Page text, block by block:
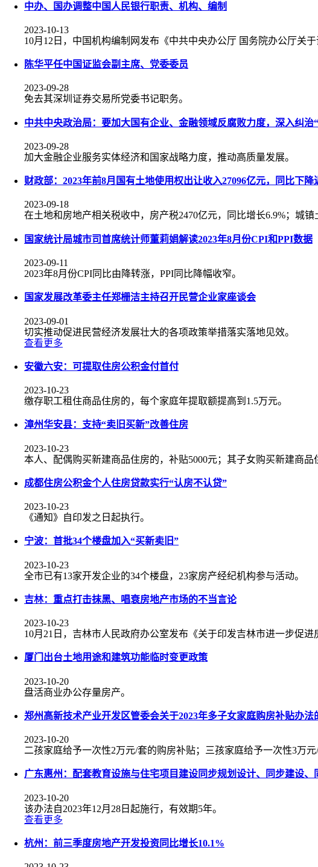
中办、国办调整中国人民银行职责、机构、编制
2023-10-13
10月12日，中国机构编制网发布《中共中央办公厅 国务院办公厅关
陈华平任中国证监会副主席、党委委员
2023-09-28
免去其深圳证券交易所党委书记职务。
中共中央政治局：要加大国有企业、金融领域反腐败力度，深入纠治
2023-09-28
加大金融企业服务实体经济和国家战略力度，推动高质量发展。
财政部：2023年前8月国有土地使用权出让收入27096亿元，同比下降
2023-09-18
在土地和房地产相关税收中，房产税2470亿元，同比增长6.9%；城
国家统计局城市司首席统计师董莉娟解读2023年8月份CPI和PPI数据
2023-09-11
2023年8月份CPI同比由降转涨，PPI同比降幅收窄。
国家发展改革委主任郑栅洁主持召开民营企业家座谈会
2023-09-01
切实推动促进民营经济发展壮大的各项政策举措落实落地见效。
查看更多
安徽六安：可提取住房公积金付首付
2023-10-23
缴存职工租住商品住房的，每个家庭年提取额提高到1.5万元。
漳州华安县：支持“卖旧买新”改善住房
2023-10-23
本人、配偶购买新建商品住房的，补贴5000元；其子女购买新建商品
成都住房公积金个人住房贷款实行“认房不认贷”
2023-10-23
《通知》自印发之日起执行。
宁波：首批34个楼盘加入“买新卖旧”
2023-10-23
全市已有13家开发企业的34个楼盘，23家房产经纪机构参与活动。
吉林：重点打击抹黑、唱衰房地产市场的不当言论
2023-10-23
10月21日，吉林市人民政府办公室发布《关于印发吉林市进一步促进
厦门出台土地用途和建筑功能临时变更政策
2023-10-20
盘活商业办公存量房产。
郑州高新技术产业开发区管委会关于2023年多子女家庭购房补贴办法
2023-10-20
二孩家庭给予一次性2万元/套的购房补贴；三孩家庭给予一次性3万元/
广东惠州：配套教育设施与住宅项目建设同步规划设计、同步建设、
2023-10-20
该办法自2023年12月28日起施行，有效期5年。
查看更多
杭州：前三季度房地产开发投资同比增长10.1%